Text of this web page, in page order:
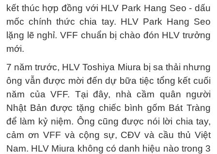
kết thúc hợp đồng với HLV Park Hang Seo - dấu
mốc chính thức chia tay. HLV Park Hang Seo
lặng lẽ nghỉ. VFF chuẩn bị chào đón HLV trưởng
mới.
7 năm trước, HLV Toshiya Miura bị sa thải nhưng
ông vẫn được mời đến dự bữa tiệc tổng kết cuối
năm của VFF. Tại đây, nhà cầm quân người
Nhật Bản được tặng chiếc bình gốm Bát Tràng
để làm kỷ niệm. Ông cũng được nói lời chia tay,
cảm ơn VFF và cộng sự, CĐV và cầu thủ Việt
Nam. HLV Miura không có danh hiệu nào trong 3